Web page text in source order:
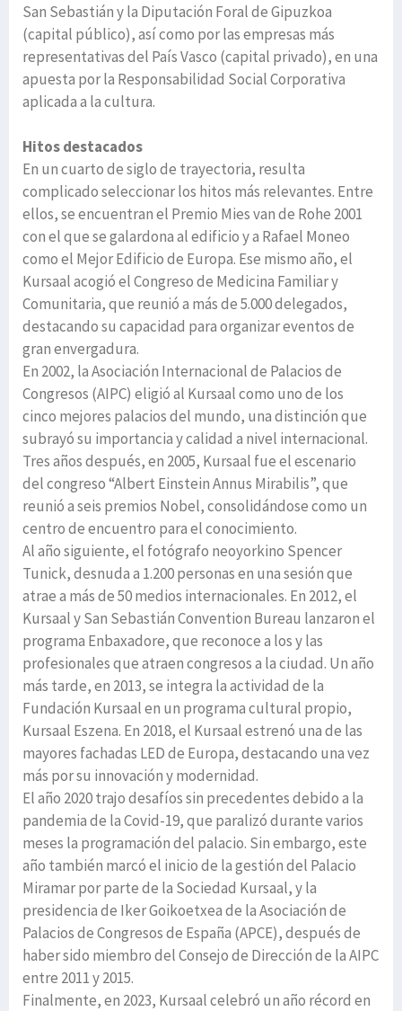
San Sebastián y la Diputación Foral de Gipuzkoa
(capital público), así como por las empresas más
representativas del País Vasco (capital privado), en una
apuesta por la Responsabilidad Social Corporativa
aplicada a la cultura.
Hitos destacados
En un cuarto de siglo de trayectoria, resulta
complicado seleccionar los hitos más relevantes. Entre
ellos, se encuentran el Premio Mies van de Rohe 2001
con el que se galardona al edificio y a Rafael Moneo
como el Mejor Edificio de Europa. Ese mismo año, el
Kursaal acogió el Congreso de Medicina Familiar y
Comunitaria, que reunió a más de 5.000 delegados,
destacando su capacidad para organizar eventos de
gran envergadura.
En 2002, la Asociación Internacional de Palacios de
Congresos (AIPC) eligió al Kursaal como uno de los
cinco mejores palacios del mundo, una distinción que
subrayó su importancia y calidad a nivel internacional.
Tres años después, en 2005, Kursaal fue el escenario
del congreso “Albert Einstein Annus Mirabilis”, que
reunió a seis premios Nobel, consolidándose como un
centro de encuentro para el conocimiento.
Al año siguiente, el fotógrafo neoyorkino Spencer
Tunick, desnuda a 1.200 personas en una sesión que
atrae a más de 50 medios internacionales. En 2012, el
Kursaal y San Sebastián Convention Bureau lanzaron el
programa Enbaxadore, que reconoce a los y las
profesionales que atraen congresos a la ciudad. Un año
más tarde, en 2013, se integra la actividad de la
Fundación Kursaal en un programa cultural propio,
Kursaal Eszena. En 2018, el Kursaal estrenó una de las
mayores fachadas LED de Europa, destacando una vez
más por su innovación y modernidad.
El año 2020 trajo desafíos sin precedentes debido a la
pandemia de la Covid-19, que paralizó durante varios
meses la programación del palacio. Sin embargo, este
año también marcó el inicio de la gestión del Palacio
Miramar por parte de la Sociedad Kursaal, y la
presidencia de Iker Goikoetxea de la Asociación de
Palacios de Congresos de España (APCE), después de
haber sido miembro del Consejo de Dirección de la AIPC
entre 2011 y 2015.
Finalmente, en 2023, Kursaal celebró un año récord en